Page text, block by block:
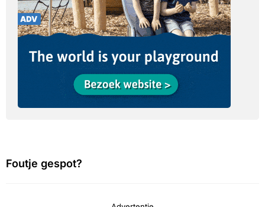
Foutje gespot?